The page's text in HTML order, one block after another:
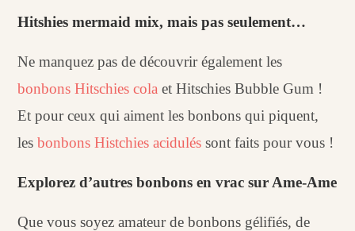
Hitshies mermaid mix, mais pas seulement…
Ne manquez pas de découvrir également les
bonbons Hitschies cola et Hitschies Bubble Gum !
Et pour ceux qui aiment les bonbons qui piquent,
lesbonbons Histchies acidulés sont faits pour vous !
Explorez d’autres bonbons en vrac sur Ame-Ame
Que vous soyez amateur de bonbons gélifiés, de